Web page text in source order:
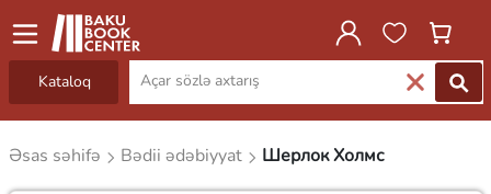
Kataloq
Əsas səhifə Bədii ədəbiyyat Шерлок Холмс